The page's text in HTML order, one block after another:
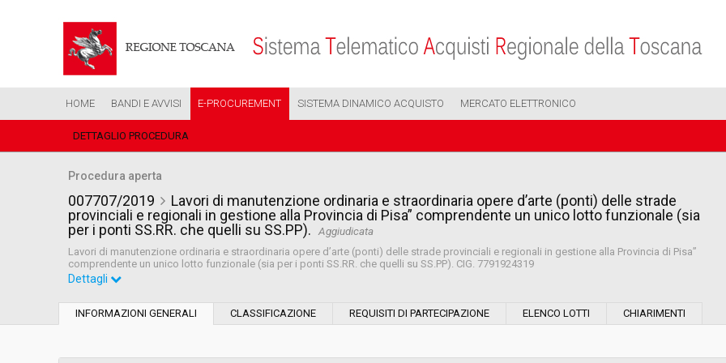
HOME BANDI E AVVISI E-PROCUREMENT SISTEMA DINAMICO ACQUISTO MERCATO ELETTRONICO
DETTAGLIO PROCEDURA
Procedura aperta
007707/2019
Lavori di manutenzione ordinaria e straordinaria opere d’arte (ponti) delle strade
provinciali e regionali in gestione alla Provincia di Pisa” comprendente un unico lotto funzionale (sia
per i ponti SS.RR. che quelli su SS.PP).
Aggiudicata
Lavori di manutenzione ordinaria e straordinaria opere d’arte (ponti) delle strade provinciali e regionali in gestione alla Provincia di Pisa”
comprendente un unico lotto funzionale (sia per i ponti SS.RR. che quelli su SS.PP). CIG. 7791924319
Dettagli
INFORMAZIONI GENERALI CLASSIFICAZIONE REQUISITI DI PARTECIPAZIONE ELENCO LOTTI CHIARIMENTI